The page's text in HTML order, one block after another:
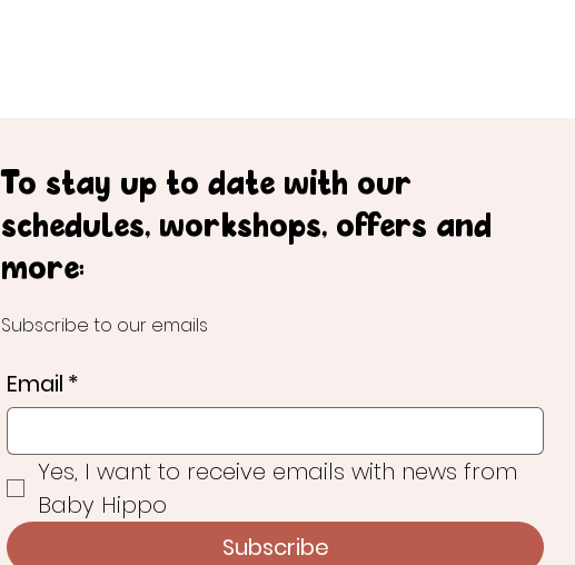
To stay up to date with our
schedules, workshops, offers and
more:
Subscribe to our emails
Email *
Yes, I want to receive emails with news from
Baby Hippo
Subscribe